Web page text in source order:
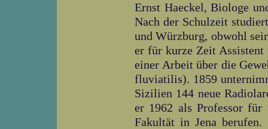
Ernst Haeckel, Biologe
Nach der Schulzeit
und Würzburg, obwohl
er für kurze Zeit
einer Arbeit über die
fluviatilis). 1859
Sizilien 144 neue
er 1962 als Professor für
Fakultät in Jena berufen.